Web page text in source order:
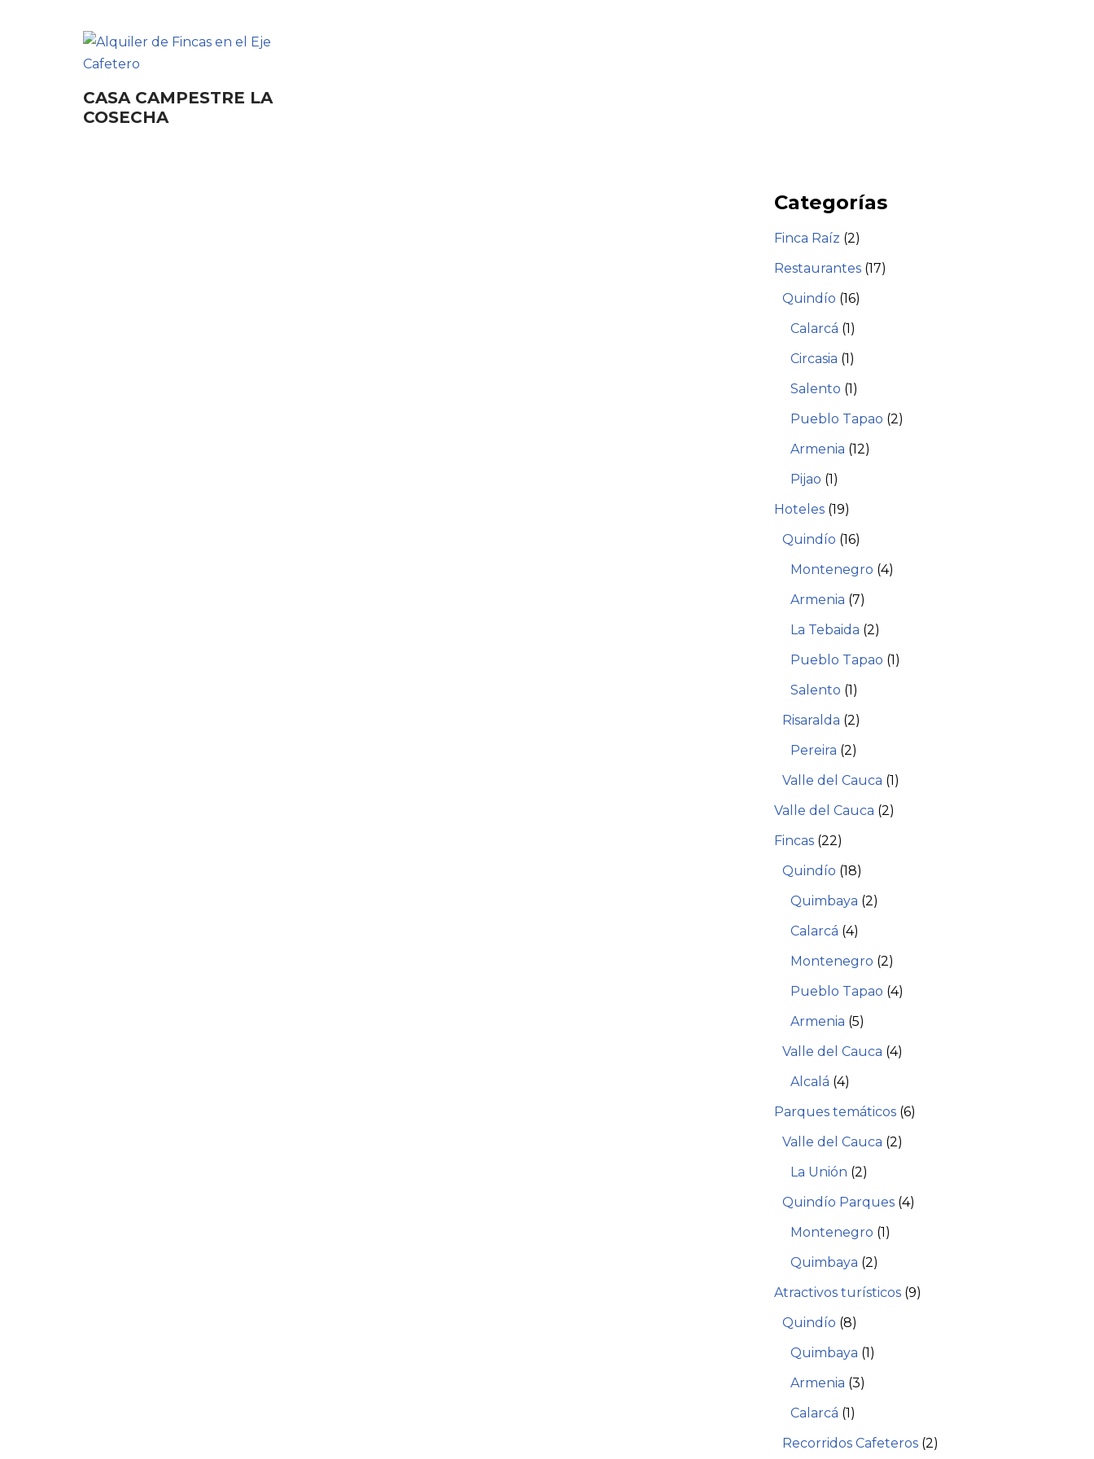
CASA CAMPESTRE LA
COSECHA
Categorías
Finca Raíz (2)
Restaurantes (17)
Quindío (16)
Calarcá (1)
Circasia (1)
Salento (1)
Pueblo Tapao (2)
Armenia (12)
Pijao (1)
Hoteles (19)
Quindío (16)
Montenegro (4)
Armenia (7)
La Tebaida (2)
Pueblo Tapao (1)
Salento (1)
Risaralda (2)
Pereira (2)
Valle del Cauca (1)
Valle del Cauca (2)
Fincas (22)
Quindío (18)
Quimbaya (2)
Calarcá (4)
Montenegro (2)
Pueblo Tapao (4)
Armenia (5)
Valle del Cauca (4)
Alcalá (4)
Parques temáticos (6)
Valle del Cauca (2)
La Unión (2)
Quindío Parques (4)
Montenegro (1)
Quimbaya (2)
Atractivos turísticos (9)
Quindío (8)
Quimbaya (1)
Armenia (3)
Calarcá (1)
Recorridos Cafeteros (2)